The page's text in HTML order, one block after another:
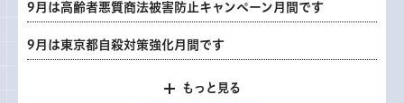
9月は高齢者悪質商法被害防止キャンペーン月間です
9月は東京都自殺対策強化月間です
もっと見る